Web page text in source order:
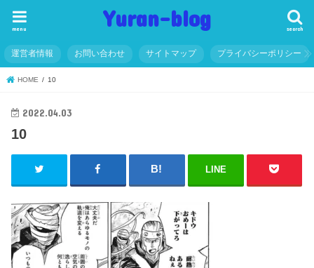
Yuran-blog search
menu
運営者情報 お問い合わせ サイトマップ プライバシーポリシー
HOME 10
2022.04.03
10
LINE